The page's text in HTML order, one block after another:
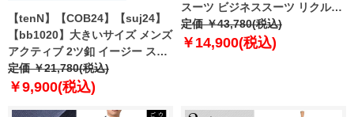
【tenN】【COB24】【suj24】
【bb1020】大きいサイズ メンズ
アクティブ 2ツ釦 イージー スー
ツ カジュアルスーツ アスレジャ
ースーツ 28282829 【uk0312】
定価 ￥21,780(税込)
￥9,900(税込)
スーツ ビジネススーツ リクルー
トスーツ 35607210 【uk0312】
定価 ￥43,780(税込)
￥14,900(税込)